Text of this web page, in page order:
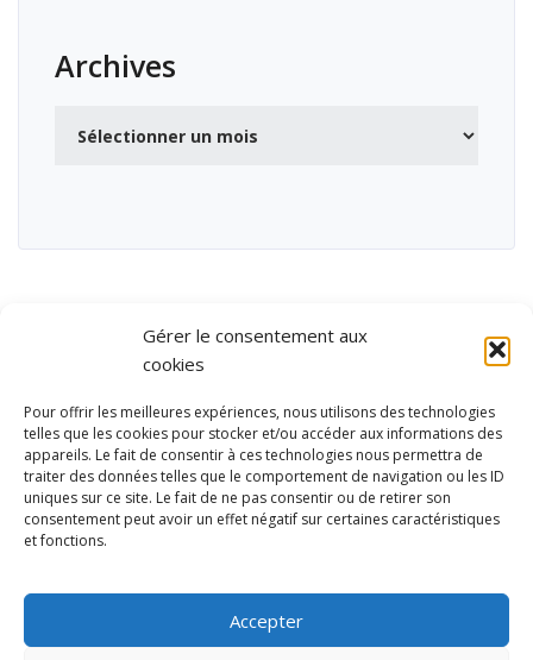
Gérer le consentement aux
cookies
Pour offrir les meilleures expériences, nous utilisons des technologies
telles que les cookies pour stocker et/ou accéder aux informations des
appareils. Le fait de consentir à ces technologies nous permettra de
traiter des données telles que le comportement de navigation ou les ID
uniques sur ce site. Le fait de ne pas consentir ou de retirer son
consentement peut avoir un effet négatif sur certaines caractéristiques
et fonctions.
Accepter
Archives
et de loisirs
Contact